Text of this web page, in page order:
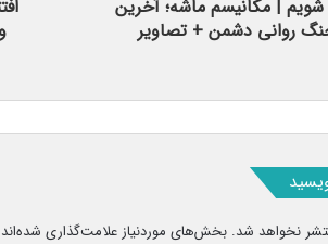
| مکانیسم ماشه؛ آخرین
روانی دشمن + تصاویر
نخواهد شد. بخش‌های موردنیاز علامت‌گذاری